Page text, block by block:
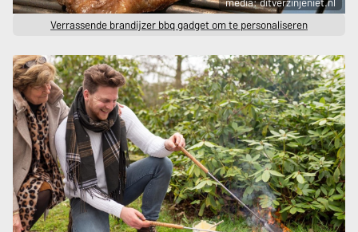
Verrassende brandijzer bbq gadget om te personaliseren